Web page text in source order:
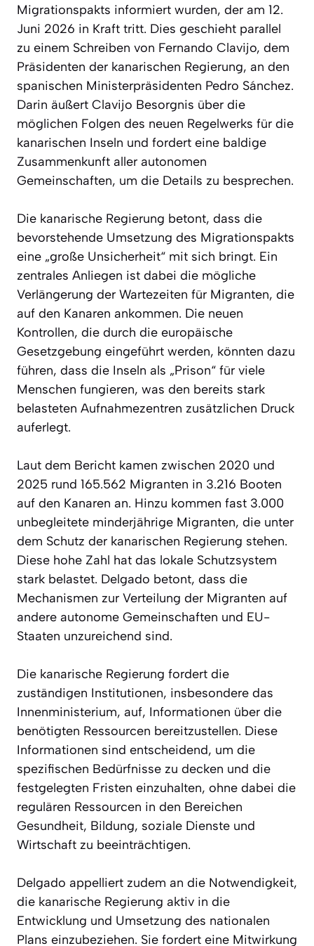
Migrationspakts informiert wurden, der am 12.
Juni 2026 in Kraft tritt. Dies geschieht parallel
zu einem Schreiben von Fernando Clavijo, dem
Präsidenten der kanarischen Regierung, an den
spanischen Ministerpräsidenten Pedro Sánchez.
Darin äußert Clavijo Besorgnis über die
möglichen Folgen des neuen Regelwerks für die
kanarischen Inseln und fordert eine baldige
Zusammenkunft aller autonomen
Gemeinschaften, um die Details zu besprechen.
Die kanarische Regierung betont, dass die
bevorstehende Umsetzung des Migrationspakts
eine „große Unsicherheit“ mit sich bringt. Ein
zentrales Anliegen ist dabei die mögliche
Verlängerung der Wartezeiten für Migranten, die
auf den Kanaren ankommen. Die neuen
Kontrollen, die durch die europäische
Gesetzgebung eingeführt werden, könnten dazu
führen, dass die Inseln als „Prison“ für viele
Menschen fungieren, was den bereits stark
belasteten Aufnahmezentren zusätzlichen Druck
auferlegt.
Laut dem Bericht kamen zwischen 2020 und
2025 rund 165.562 Migranten in 3.216 Booten
auf den Kanaren an. Hinzu kommen fast 3.000
unbegleitete minderjährige Migranten, die unter
dem Schutz der kanarischen Regierung stehen.
Diese hohe Zahl hat das lokale Schutzsystem
stark belastet. Delgado betont, dass die
Mechanismen zur Verteilung der Migranten auf
andere autonome Gemeinschaften und EU-
Staaten unzureichend sind.
Die kanarische Regierung fordert die
zuständigen Institutionen, insbesondere das
Innenministerium, auf, Informationen über die
benötigten Ressourcen bereitzustellen. Diese
Informationen sind entscheidend, um die
spezifischen Bedürfnisse zu decken und die
festgelegten Fristen einzuhalten, ohne dabei die
regulären Ressourcen in den Bereichen
Gesundheit, Bildung, soziale Dienste und
Wirtschaft zu beeinträchtigen.
Delgado appelliert zudem an die Notwendigkeit,
die kanarische Regierung aktiv in die
Entwicklung und Umsetzung des nationalen
Plans einzubeziehen. Sie fordert eine Mitwirkung